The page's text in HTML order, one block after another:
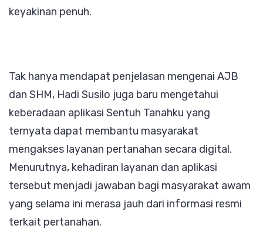
keyakinan penuh.
Tak hanya mendapat penjelasan mengenai AJB
dan SHM, Hadi Susilo juga baru mengetahui
keberadaan aplikasi Sentuh Tanahku yang
ternyata dapat membantu masyarakat
mengakses layanan pertanahan secara digital.
Menurutnya, kehadiran layanan dan aplikasi
tersebut menjadi jawaban bagi masyarakat awam
yang selama ini merasa jauh dari informasi resmi
terkait pertanahan.